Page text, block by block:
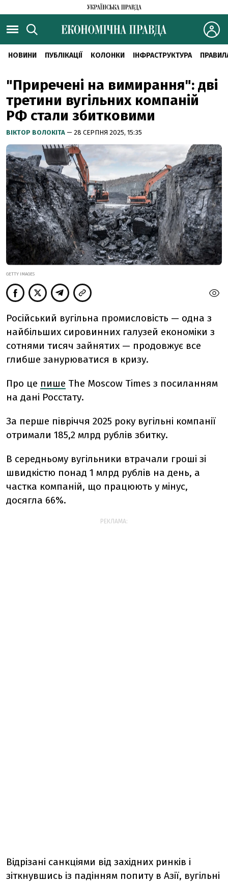
НОВИНИ ПУБЛІКАЦІЇ КОЛОНКИ ІНФРАСТРУКТУРА
"Приречені на вимирання": дві
третини вугільних компаній
РФ стали збитковими
ВІКТОР ВОЛОКІТА — 28 СЕРПНЯ 2025, 15:35
GETTY IMAGES
Російський вугільна промисловість — одна з
найбільших сировинних галузей економіки з
сотнями тисяч зайнятих — продовжує все
глибше занурюватися в кризу.
Про це пише The Moscow Times з посиланням
на дані Росстату.
За перше півріччя 2025 року вугільні компанії
отримали 185,2 млрд рублів збитку.
В середньому вугільники втрачали гроші зі
швидкістю понад 1 млрд рублів на день, а
частка компаній, що працюють у мінус,
досягла 66%.
РЕКЛАМА:
Відрізані санкціями від західних ринків і
зіткнувшись із падінням попиту в Азії, вугільні